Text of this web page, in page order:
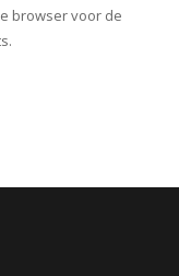
browser voor de